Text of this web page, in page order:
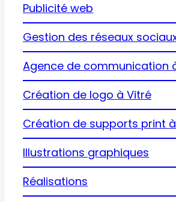
Publicité web
Gestion des réseaux
Agence de communication
Création de logo à Vitré
Création de supports print
Illustrations graphiques
Réalisations